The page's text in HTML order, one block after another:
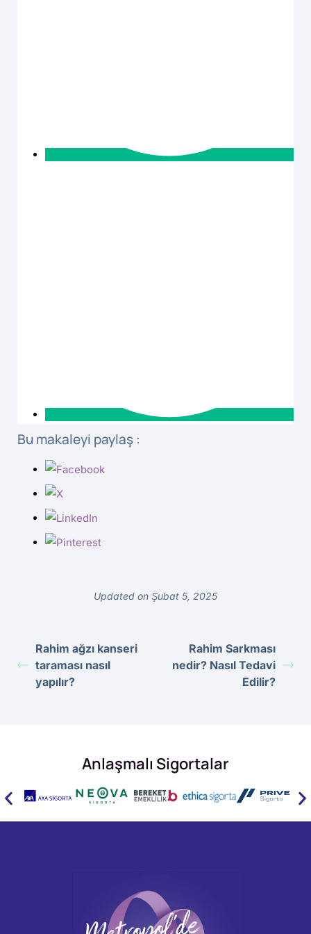
Bu makaleyi paylaş :
Updated on Şubat 5, 2025
Rahim ağzı kanseri
taraması nasıl
yapılır?
Rahim Sarkması
nedir? Nasıl Tedavi
Edilir?
Anlaşmalı Sigortalar